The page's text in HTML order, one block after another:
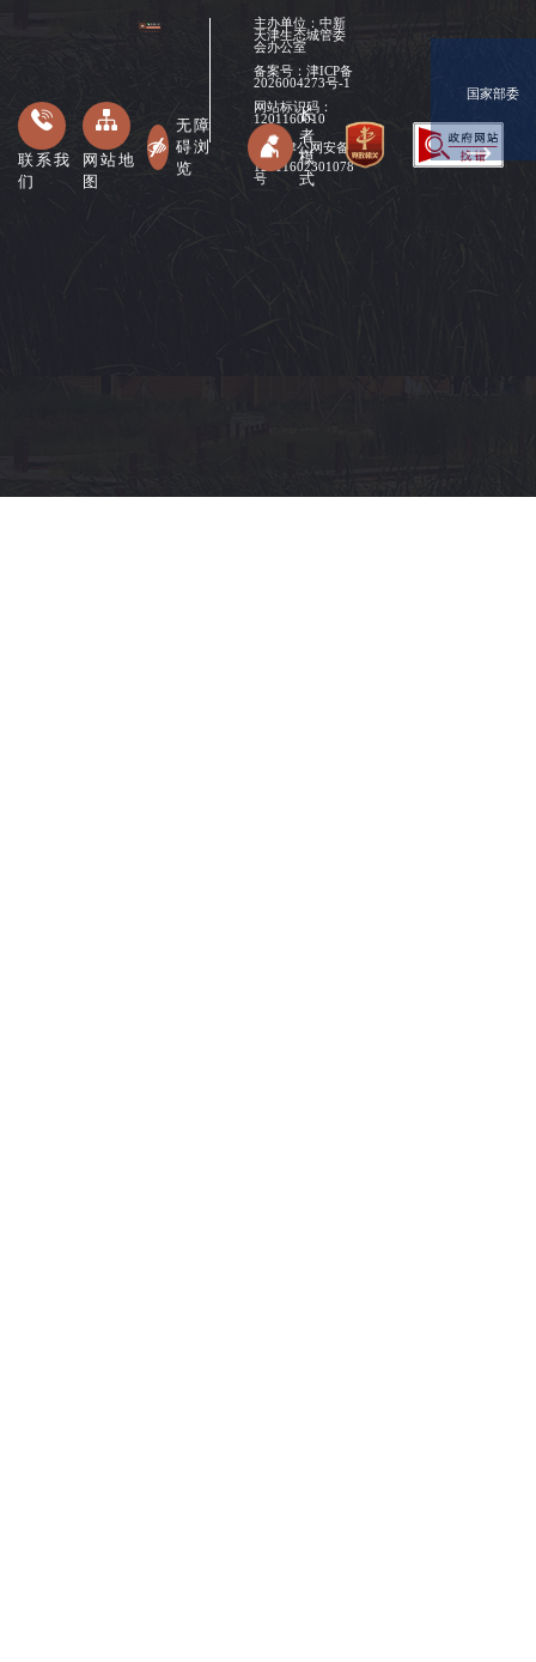
主办单位：中新
天津生态城管委
会办公室
备案号： 津ICP备
2026004273号-1
网站标识码：
1201160010
津公网安备
12011602301078
号
联系我
们
网站地
图
无障
碍浏
览
长
者
模
式
国家部委